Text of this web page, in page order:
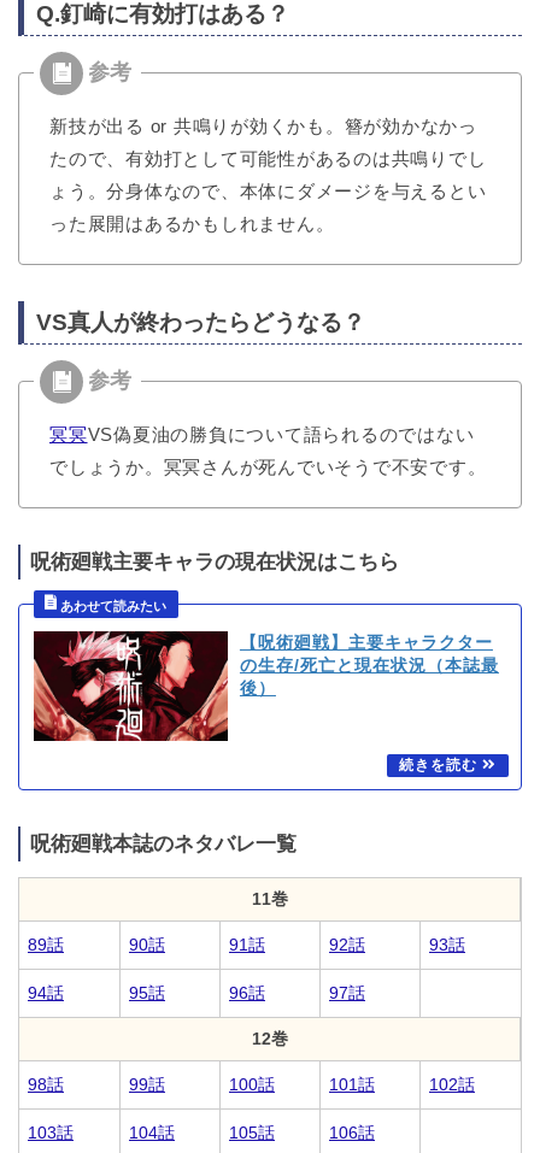
Q.釘崎に有効打はある？
新技が出る or 共鳴りが効くかも。簪が効かなかっ
たので、有効打として可能性があるのは共鳴りでし
ょう。分身体なので、本体にダメージを与えるとい
った展開はあるかもしれません。
VS真人が終わったらどうなる？
冥冥VS偽夏油の勝負について語られるのではない
でしょうか。冥冥さんが死んでいそうで不安です。
呪術廻戦主要キャラの現在状況はこちら
【呪術廻戦】主要キャラクター
の生存/死亡と現在状況（本誌最
後）
呪術廻戦本誌のネタバレ一覧
11巻
89話 90話 91話 92話 93話
94話 95話 96話 97話
12巻
98話 99話 100話 101話 102話
103話 104話 105話 106話